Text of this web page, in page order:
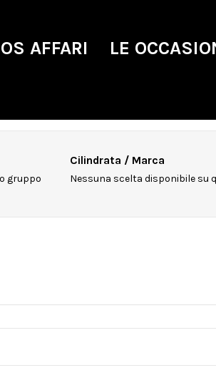
AFFARI
LE
gruppo
Cilindrata / Marca
Nessuna scelta disponibile su